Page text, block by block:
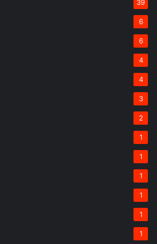
39
6
6
4
4
3
2
1
1
1
1
1
1